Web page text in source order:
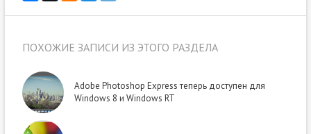
ПОХОЖИЕ ЗАПИСИ ИЗ ЭТОГО РАЗДЕЛА
Adobe Photoshop Express теперь доступен для
Windows 8 и Windows RT